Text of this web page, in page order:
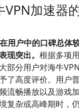
VPN加速器
用户中的口碑总体
现突出。 根据多项
部分用户对海牛
了高度评价。用户
流畅播放以及游戏
复杂或高峰期时，